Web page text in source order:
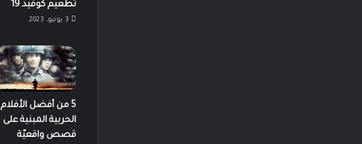
تطعيم كوفيد 19
3 يونيو، 2023
5 من أفضل الأفلام
الحربية المبنية على
قصص واقعيّة